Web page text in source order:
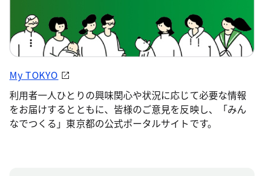
My TOKYO
利用者一人ひとりの興味関心や状況に応じて必要な情報
をお届けするとともに、皆様のご意見を反映し、「みん
なでつくる」東京都の公式ポータルサイトです。